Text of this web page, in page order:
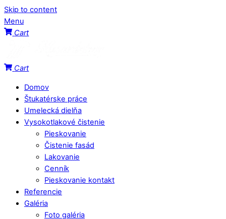
Skip to content
Menu
Cart
Cart
Domov
Štukatérske práce
Umelecká dielňa
Vysokotlakové čistenie
Pieskovanie
Čistenie fasád
Lakovanie
Cenník
Pieskovanie kontakt
Referencie
Galéria
Foto galéria